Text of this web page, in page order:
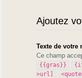
Ajoutez
Texte de votre
Ce champ
{{gras}}
>url]